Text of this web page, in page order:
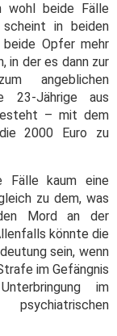
wohl beide Fälle
in beiden
beide Opfer mehr
in der es dann zur
angeblichen
23-Jährige aus
– mit dem
2000 Euro zu
Fälle kaum eine
zu dem, was
Mord an der
könnte die
sein, wenn
im Gefängnis
im